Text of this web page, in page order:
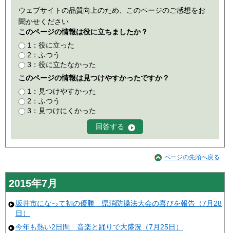
ウェブサイトの品質向上のため、このページのご感想をお
聞かせください
このページの情報は役に立ちましたか？
1：役に立った
2：ふつう
3：役に立たなかった
このページの情報は見つけやすかったですか？
1：見つけやすかった
2：ふつう
3：見つけにくかった
ページの先頭へ戻る
2015年7月
坂井市になって初の優勝 県消防操法大会の喜びを報告（7月28
日）
今年も熱い2日間 音楽と踊りで大盛況（7月25日）